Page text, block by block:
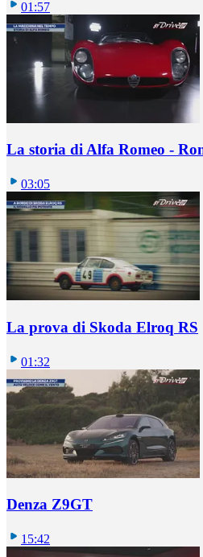
01:57
La storia di Alfa Romeo -
03:05
La prova di Skoda Elroq RS
01:32
Denza Z9GT
15:42